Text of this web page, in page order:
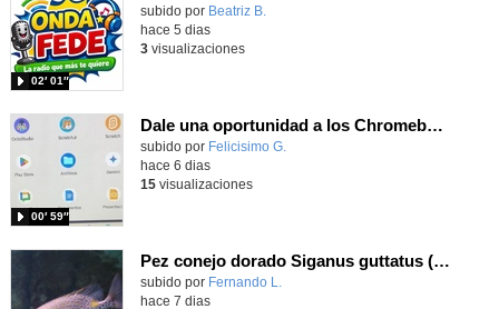
Contenido educativo.
subido por Beatriz B.
02′ 01″
hace 5 dias
3visualizaciones
Dale una oportunidad a los Chromebooks y utiliza un proyector para realizar talleres si no tienes pantallas táctiles
Contenido educativo.
subido por Felicisimo G.
00′ 59″
hace 6 dias
15visualizaciones
Pez conejo dorado Siganus guttatus (Bloch, 1786)
Contenido educativo.
subido por Fernando L.
hace 7 dias